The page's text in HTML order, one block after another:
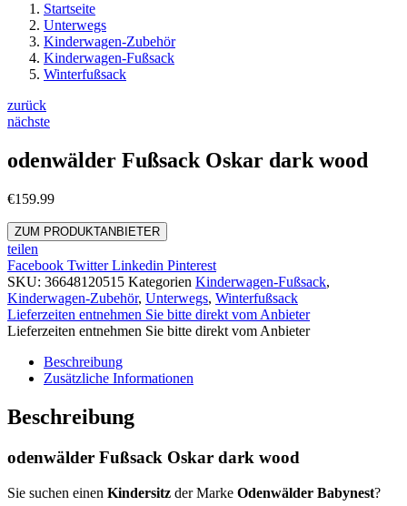
Startseite
Unterwegs
Kinderwagen-Zubehör
Kinderwagen-Fußsack
Winterfußsack
zurück
nächste
odenwälder Fußsack Oskar dark wood
€159.99
ZUM PRODUKTANBIETER
teilen
Facebook TwitterLinkedin Pinterest
SKU: 36648120515 Kategorien Kinderwagen-Fußsack,
Kinderwagen-Zubehör, Unterwegs, Winterfußsack
Lieferzeiten entnehmen Sie bitte direkt vom Anbieter
Lieferzeiten entnehmen Sie bitte direkt vom Anbieter
Beschreibung
Zusätzliche Informationen
Beschreibung
odenwälder Fußsack Oskar dark wood
Sie suchen einen Kindersitz der Marke Odenwälder Babynest?